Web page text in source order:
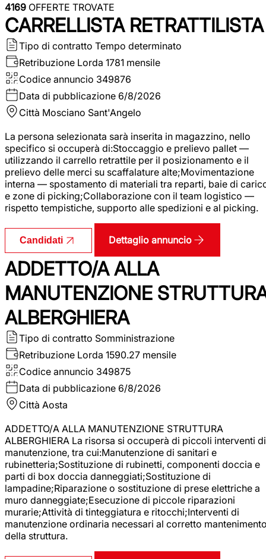
4169 OFFERTE TROVATE
CARRELLISTA RETRATTILISTA
Tipo di contratto Tempo determinato
Retribuzione Lorda 1781 mensile
Codice annuncio 349876
Data di pubblicazione 6/8/2026
Città Mosciano Sant'Angelo
La persona selezionata sarà inserita in magazzino, nello
specifico si occuperà di:Stoccaggio e prelievo pallet —
utilizzando il carrello retrattile per il posizionamento e il
prelievo delle merci su scaffalature alte;Movimentazione
interna — spostamento di materiali tra reparti, baie di
e zone di picking;Collaborazione con il team logistico —
rispetto tempistiche, supporto alle spedizioni e al picking.
Candidati Dettaglio annuncio
ADDETTO/A ALLA
MANUTENZIONE
ALBERGHIERA
Tipo di contratto Somministrazione
Retribuzione Lorda 1590.27 mensile
Codice annuncio 349875
Data di pubblicazione 6/8/2026
Città Aosta
ADDETTO/A ALLA MANUTENZIONE STRUTTURA
ALBERGHIERA La risorsa si occuperà di piccoli interventi di
manutenzione, tra cui:Manutenzione di sanitari e
rubinetteria;Sostituzione di rubinetti, componenti doccia e
parti di box doccia danneggiati;Sostituzione di
lampadine;Riparazione o sostituzione di prese elettriche a
muro danneggiate;Esecuzione di piccole riparazioni
murarie;Attività di tinteggiatura e ritocchi;Interventi di
manutenzione ordinaria necessari al corretto
della struttura.